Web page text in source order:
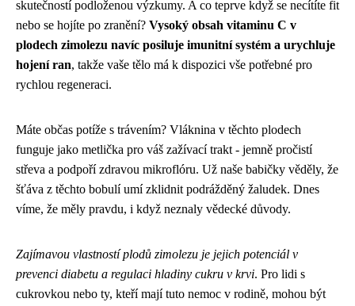
skutečností podloženou výzkumy. A co teprve když se necítíte fit
nebo se hojíte po zranění? Vysoký obsah vitaminu C v
plodech zimolezu navíc posiluje imunitní systém a urychluje
hojení ran, takže vaše tělo má k dispozici vše potřebné pro
rychlou regeneraci.
Máte občas potíže s trávením? Vláknina v těchto plodech
funguje jako metlička pro váš zažívací trakt - jemně pročistí
střeva a podpoří zdravou mikroflóru. Už naše babičky věděly, že
šťáva z těchto bobulí umí zklidnit podrážděný žaludek. Dnes
víme, že měly pravdu, i když neznaly vědecké důvody.
Zajímavou vlastností plodů zimolezu je jejich potenciál v
prevenci diabetu a regulaci hladiny cukru v krvi. Pro lidi s
cukrovkou nebo ty, kteří mají tuto nemoc v rodině, mohou být